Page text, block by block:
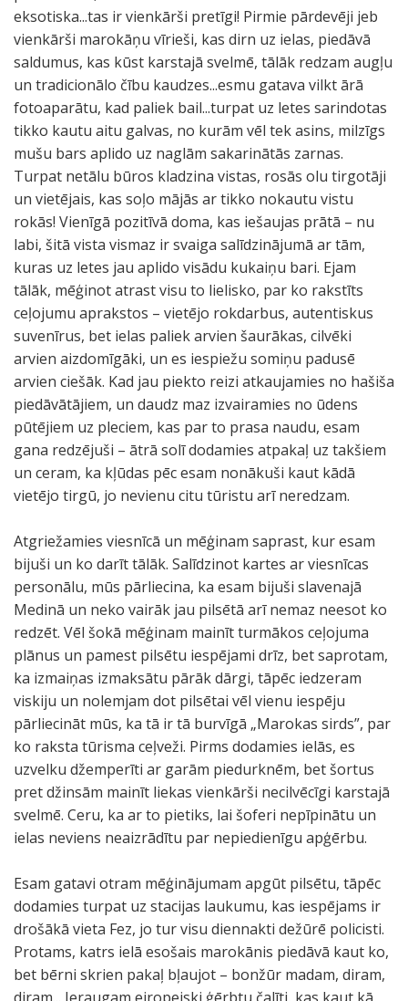
eksotiska...tas ir vienkārši pretīgi! Pirmie pārdevēji jeb
vienkārši marokāņu vīrieši, kas dirn uz ielas, piedāvā
saldumus, kas kūst karstajā svelmē, tālāk redzam augļu
un tradicionālo čību kaudzes...esmu gatava vilkt ārā
fotoaparātu, kad paliek bail...turpat uz letes sarindotas
tikko kautu aitu galvas, no kurām vēl tek asins, milzīgs
mušu bars aplido uz naglām sakarinātās zarnas.
Turpat netālu būros kladzina vistas, rosās olu tirgotāji
un vietējais, kas soļo mājās ar tikko nokautu vistu
rokās! Vienīgā pozitīvā doma, kas iešaujas prātā – nu
labi, šitā vista vismaz ir svaiga salīdzinājumā ar tām,
kuras uz letes jau aplido visādu kukaiņu bari. Ejam
tālāk, mēģinot atrast visu to lielisko, par ko rakstīts
ceļojumu aprakstos – vietējo rokdarbus, autentiskus
suvenīrus, bet ielas paliek arvien šaurākas, cilvēki
arvien aizdomīgāki, un es iespiežu somiņu padusē
arvien ciešāk. Kad jau piekto reizi atkaujamies no hašiša
piedāvātājiem, un daudz maz izvairamies no ūdens
pūtējiem uz pleciem, kas par to prasa naudu, esam
gana redzējuši – ātrā solī dodamies atpakaļ uz takšiem
un ceram, ka kļūdas pēc esam nonākuši kaut kādā
vietējo tirgū, jo nevienu citu tūristu arī neredzam.
Atgriežamies viesnīcā un mēģinam saprast, kur esam
bijuši un ko darīt tālāk. Salīdzinot kartes ar viesnīcas
personālu, mūs pārliecina, ka esam bijuši slavenajā
Medinā un neko vairāk jau pilsētā arī nemaz neesot ko
redzēt. Vēl šokā mēģinam mainīt turmākos ceļojuma
plānus un pamest pilsētu iespējami drīz, bet saprotam,
ka izmaiņas izmaksātu pārāk dārgi, tāpēc iedzeram
viskiju un nolemjam dot pilsētai vēl vienu iespēju
pārliecināt mūs, ka tā ir tā burvīgā „Marokas sirds”, par
ko raksta tūrisma ceļveži. Pirms dodamies ielās, es
uzvelku džemperīti ar garām piedurknēm, bet šortus
pret džinsām mainīt liekas vienkārši necilvēcīgi karstajā
svelmē. Ceru, ka ar to pietiks, lai šoferi nepīpinātu un
ielas neviens neaizrādītu par nepiedienīgu apģērbu.
Esam gatavi otram mēģinājumam apgūt pilsētu, tāpēc
dodamies turpat uz stacijas laukumu, kas iespējams ir
drošākā vieta Fez, jo tur visu diennakti dežūrē policisti.
Protams, katrs ielā esošais marokānis piedāvā kaut ko,
bet bērni skrien pakaļ bļaujot – bonžūr madam, diram,